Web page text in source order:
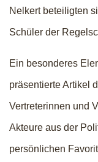
Nelkert beteiligten
Schüler der
Ein besonderes
präsentierte Artikel
Vertreterinnen und
Akteure aus der
persönlichen